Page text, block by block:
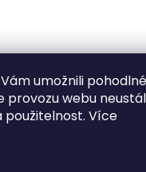
umožnili pohodlné
provozu webu
použitelnost. Více